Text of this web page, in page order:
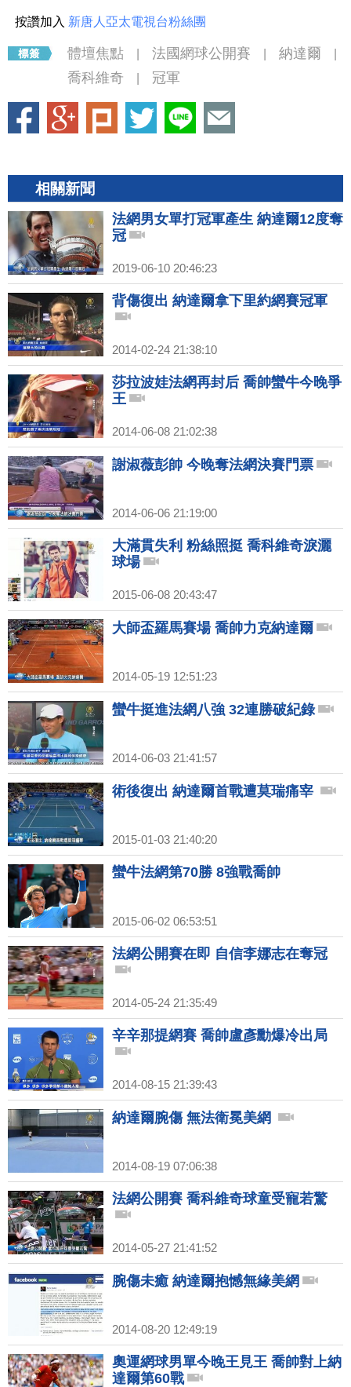
按讚加入 新唐人亞太電視台粉絲團
體壇焦點 法國網球公開賽 納達爾
喬科維奇 冠軍
相關新聞
法網男女單打冠軍產生 納達爾12度奪
冠
2019-06-10 20:46:23
背傷復出 納達爾拿下里約網賽冠軍
2014-02-24 21:38:10
莎拉波娃法網再封后 喬帥蠻牛今晚爭
王
2014-06-08 21:02:38
謝淑薇彭帥 今晚奪法網決賽門票
2014-06-06 21:19:00
大滿貫失利 粉絲照挺 喬科維奇淚灑
球場
2015-06-08 20:43:47
大師盃羅馬賽場 喬帥力克納達爾
2014-05-19 12:51:23
蠻牛挺進法網八強 32連勝破紀錄
2014-06-03 21:41:57
術後復出 納達爾首戰遭莫瑞痛宰
2015-01-03 21:40:20
蠻牛法網第70勝 8強戰喬帥
2015-06-02 06:53:51
法網公開賽在即 自信李娜志在奪冠
2014-05-24 21:35:49
辛辛那提網賽 喬帥盧彥勳爆冷出局
2014-08-15 21:39:43
納達爾腕傷 無法衛冕美網
2014-08-19 07:06:38
法網公開賽 喬科維奇球童受寵若驚
2014-05-27 21:41:52
腕傷未癒 納達爾抱憾無緣美網
2014-08-20 12:49:19
奧運網球男單今晚王見王 喬帥對上納
達爾第60戰